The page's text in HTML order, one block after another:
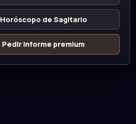
Horóscopo de Sagitario
Pedir informe premium